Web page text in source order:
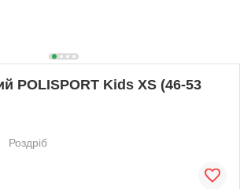
POLISPORT Kids XS (46-53
Роздріб